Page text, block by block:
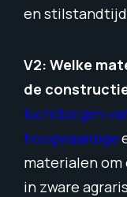
en
V2: Welke
de
luchtbalgen
hoogwaardige
materialen om
in zware